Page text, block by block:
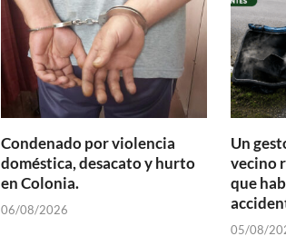
Condenado por violencia
doméstica, desacato y hurto
en Colonia.
06/08/2026
Un
vecino
que
05/08/